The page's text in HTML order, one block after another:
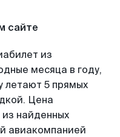
сайте
из
месяца в году,
5 прямых
Цена
найденных
авиакомпанией